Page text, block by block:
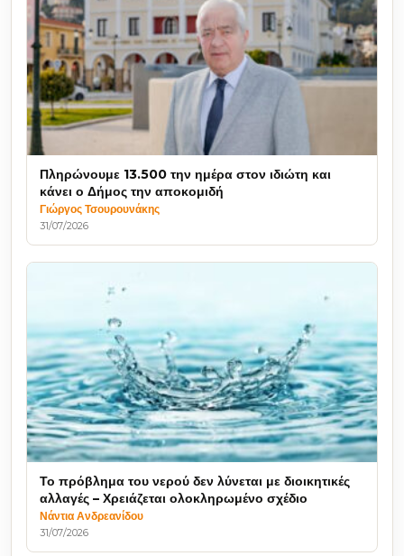
Πληρώνουμε 13.500 την ημέρα στον ιδιώτη και
κάνει ο Δήμος την αποκομιδή
Γιώργος Τσουρουνάκης
31/07/2026
Το πρόβλημα του νερού δεν λύνεται με διοικητικές
αλλαγές – Χρειάζεται ολοκληρωμένο σχέδιο
Νάντια Ανδρεανίδου
31/07/2026